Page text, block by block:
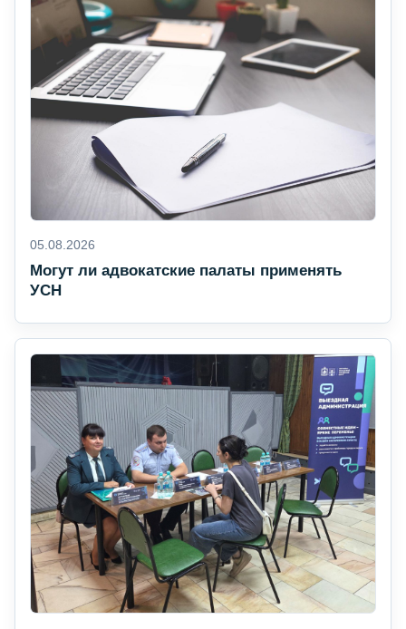
05.08.2026
Могут ли адвокатские палаты применять
УСН